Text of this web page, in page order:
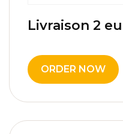
Livraison 2
ORDER NOW